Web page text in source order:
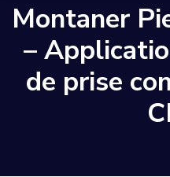
Montaner
–
de prise